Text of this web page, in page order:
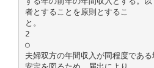
者とすることを原則とするこ
と。
2
○
夫婦双方の年間収入が同程度であ
安定を図るため、届出により、